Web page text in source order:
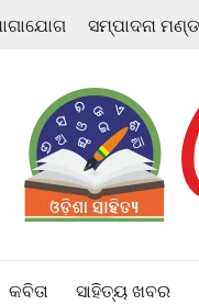
ସମ୍ପାଦନା
କବିତା ସାହିତ୍ୟ ଖବର